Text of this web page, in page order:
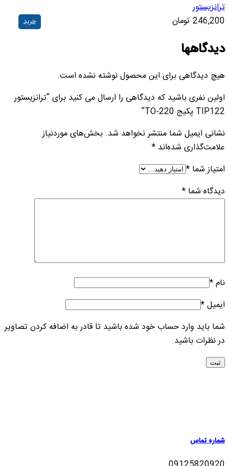
ترانزیستور
246,200 تومان خرید
دیدگاهها
هیچ دیدگاهی برای این محصول نوشته نشده است.
اولین نفری باشید که دیدگاهی را ارسال می کنید برای “ترانزیستور
TIP122 پکیج TO-220”
نشانی ایمیل شما منتشر نخواهد شد. بخش‌های موردنیاز
علامت‌گذاری شده‌اند *
امتیاز شما *
دیدگاه شما *
نام*
ایمیل*
شما باید وارد حساب خود شده باشید تا قادر به اضافه کردن تصاویر
در نظرات باشید.
شماره تماس